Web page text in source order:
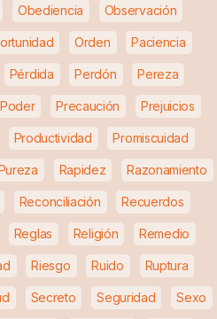
Obediencia Observación
Orden Paciencia
Pérdida Perdón Pereza
Poder Precaución Prejuicios
Productividad Promiscuidad
Rapidez Razonamiento
Reconciliación Recuerdos
Reglas Religión Remedio
Riesgo Ruido Ruptura
Secreto Seguridad Sexo